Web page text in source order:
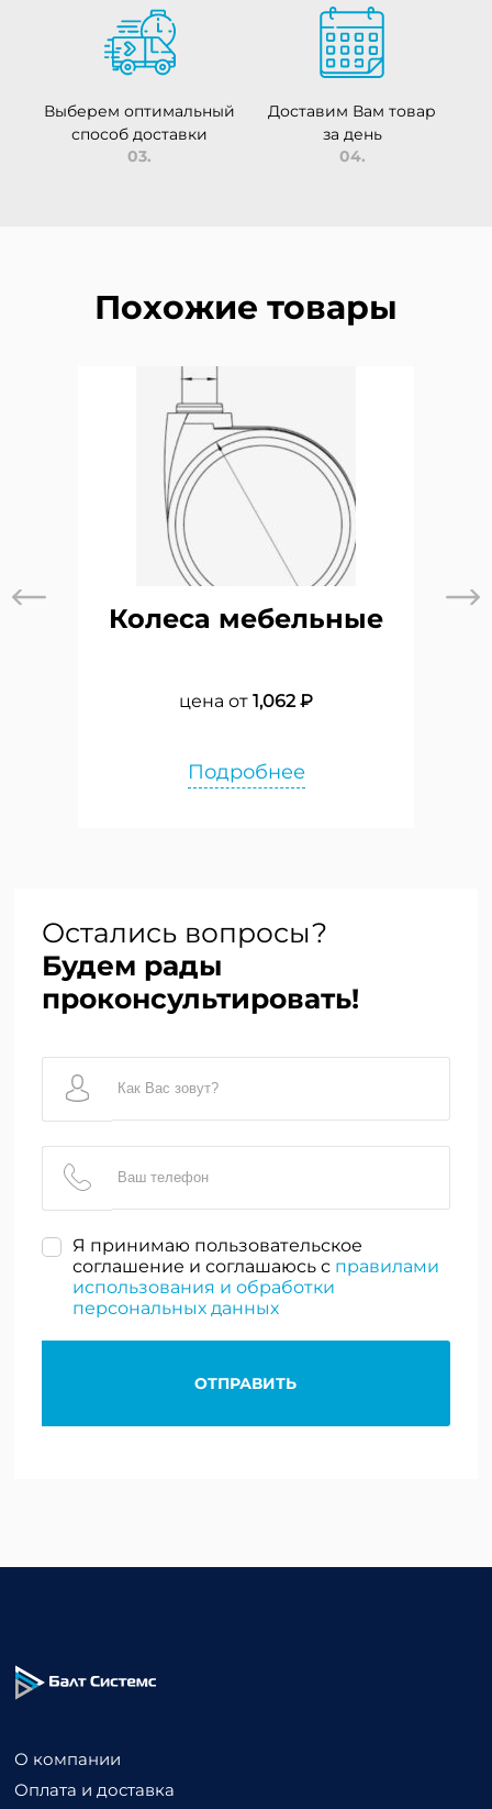
Выберем оптимальный
способ доставки
03.
Доставим Вам товар
за день
04.
Похожие товары
Колеса мебельные
цена от1,062 ₽
Подробнее
Остались вопросы?
Будем рады
проконсультировать!
Я принимаю пользовательское
соглашение и соглашаюсь с правилами
использования и обработки
персональных данных
О компании
Оплата и доставка